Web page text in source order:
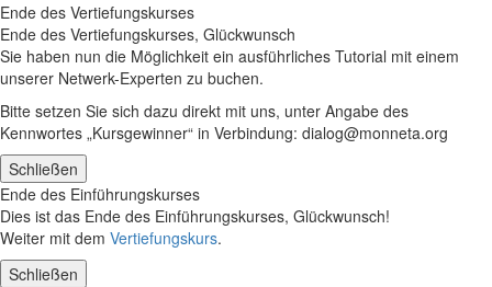
Ende des Vertiefungskurses
Ende des Vertiefungskurses, Glückwunsch
Sie haben nun die Möglichkeit ein ausführliches Tutorial mit einem
unserer Netwerk-Experten zu buchen.
Bitte setzen Sie sich dazu direkt mit uns, unter Angabe des
Kennwortes „Kursgewinner“ in Verbindung: dialog@monneta.org
Schließen
Ende des Einführungskurses
Dies ist das Ende des Einführungskurses, Glückwunsch!
Weiter mit dem Vertiefungskurs.
Schließen